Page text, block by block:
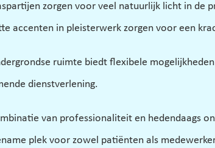
zorgen voor veel natuurlijk licht in de
accenten in pleisterwerk zorgen voor een
ruimte biedt flexibele
dienstverlening.
van professionaliteit en hedendaags
plek voor zowel patiënten als